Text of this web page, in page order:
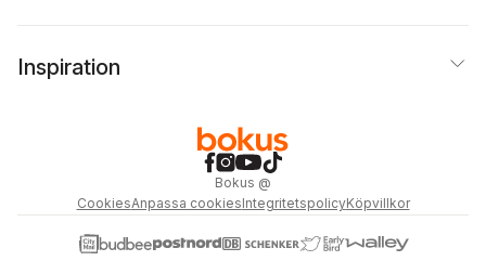
Inspiration
Bokus @
CookiesAnpassa cookiesIntegritetspolicyKöpvillkor